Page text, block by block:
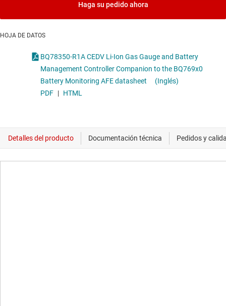
Haga su pedido ahora
HOJA DE DATOS
BQ78350-R1A CEDV Li-Ion Gas Gauge and Battery
Management Controller Companion to the BQ769x0
Battery Monitoring AFE datasheet
(Inglés)
PDF | HTML